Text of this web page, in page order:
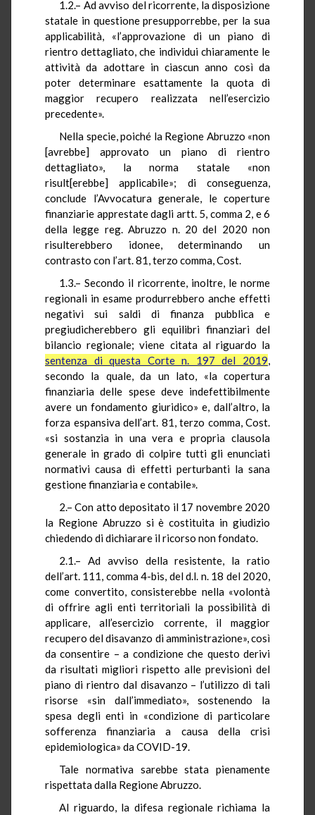
1.2.– Ad avviso del ricorrente, la disposizione
statale in questione presupporrebbe, per la sua
applicabilità, «l’approvazione di un piano di
rientro dettagliato, che individui chiaramente le
attività da adottare in ciascun anno così da
poter determinare esattamente la quota di
maggior recupero realizzata nell’esercizio
precedente».
Nella specie, poiché la Regione Abruzzo «non
[avrebbe] approvato un piano di rientro
dettagliato», la norma statale «non
risult[erebbe] applicabile»; di conseguenza,
conclude l’Avvocatura generale, le coperture
finanziarie apprestate dagli artt. 5, comma 2, e 6
della legge reg. Abruzzo n. 20 del 2020 non
risulterebbero idonee, determinando un
contrasto con l’art. 81, terzo comma, Cost.
1.3.– Secondo il ricorrente, inoltre, le norme
regionali in esame produrrebbero anche effetti
negativi sui saldi di finanza pubblica e
pregiudicherebbero gli equilibri finanziari del
bilancio regionale; viene citata al riguardo la
sentenza di questa Corte n. 197 del 2019,
secondo la quale, da un lato, «la copertura
finanziaria delle spese deve indefettibilmente
avere un fondamento giuridico» e, dall’altro, la
forza espansiva dell’art. 81, terzo comma, Cost.
«si sostanzia in una vera e propria clausola
generale in grado di colpire tutti gli enunciati
normativi causa di effetti perturbanti la sana
gestione finanziaria e contabile».
2.– Con atto depositato il 17 novembre 2020
la Regione Abruzzo si è costituita in giudizio
chiedendo di dichiarare il ricorso non fondato.
2.1.– Ad avviso della resistente, la ratio
dell’art. 111, comma 4-bis, del d.l. n. 18 del 2020,
come convertito, consisterebbe nella «volontà
di offrire agli enti territoriali la possibilità di
applicare, all’esercizio corrente, il maggior
recupero del disavanzo di amministrazione», così
da consentire – a condizione che questo derivi
da risultati migliori rispetto alle previsioni del
piano di rientro dal disavanzo – l’utilizzo di tali
risorse «sin dall’immediato», sostenendo la
spesa degli enti in «condizione di particolare
sofferenza finanziaria a causa della crisi
epidemiologica» da COVID-19.
Tale normativa sarebbe stata pienamente
rispettata dalla Regione Abruzzo.
Al riguardo, la difesa regionale richiama la